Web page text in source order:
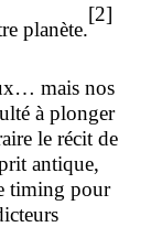
planète.
[2]
mais nos
à plonger
le récit de
antique,
timing pour